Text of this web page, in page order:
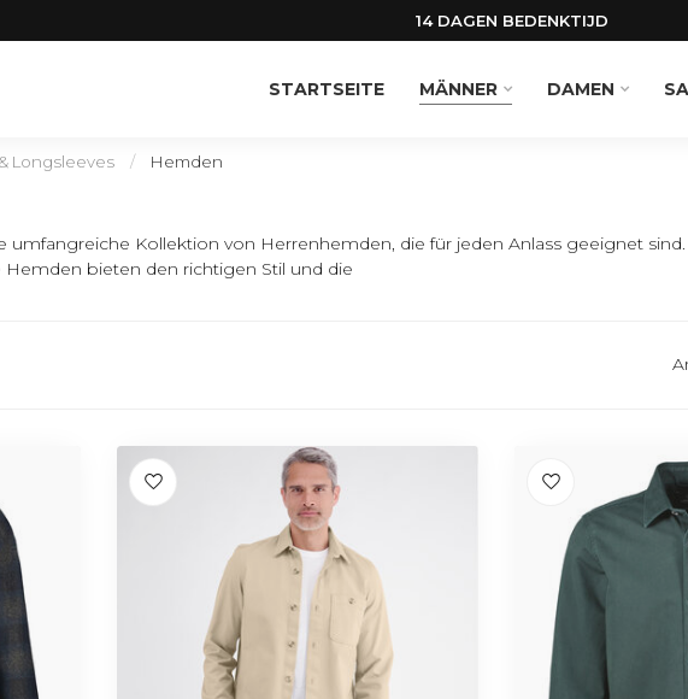
14 DAGEN BEDENKTIJD
STARTSEITE MÄNNER DAMEN
Longsleeves / Hemden
umfangreiche Kollektion von Herrenhemden, die für jeden Anlass geeignet
bieten den richtigen Stil und die